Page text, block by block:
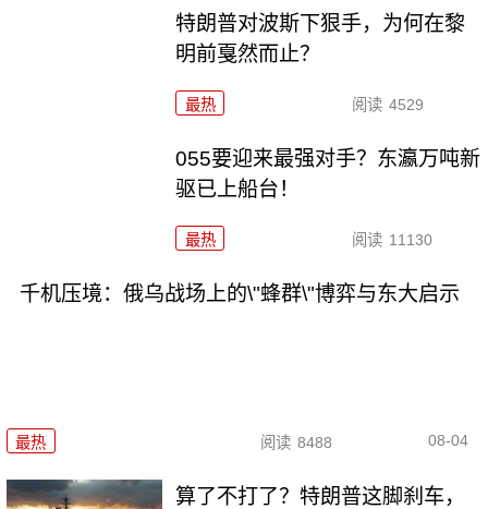
特朗普对波斯下狠手，为何在黎
明前戛然而止？
最热 阅读 4529
055要迎来最强对手？东瀛万吨新
驱已上船台！
最热 阅读 11130
千机压境：俄乌战场上的\"蜂群\"博弈与东大启示
最热 阅读 8488 08-04
算了不打了？特朗普这脚刹车，